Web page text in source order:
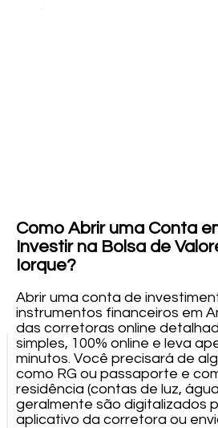
Como Abrir uma Conta
Investir na Bolsa de
Iorque?
Abrir uma conta de
instrumentos financeiros em
das corretoras online
simples, 100% online e leva
minutos. Você precisará de
como RG ou passaporte e
residência (contas de luz,
geralmente são digitalizados
aplicativo da corretora ou